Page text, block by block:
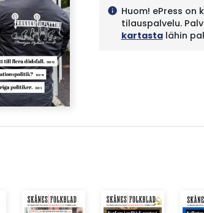
info Huom! ePress
tilauspalvelu.
kartastalähin